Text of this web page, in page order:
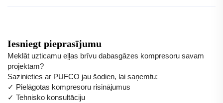
Iesniegt pieprasījumu
Meklāt uzticamu eļļas brīvu dabasgāzes kompresoru savam
projektam?
Sazinieties ar PUFCO jau šodien, lai saņemtu:
✓ Pielāgotas kompresoru risinājumus
✓ Tehnisko konsultāciju